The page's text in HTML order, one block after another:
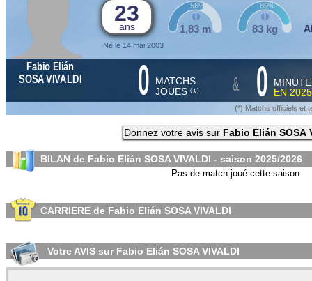
23
ans
Né le 14 mai 2003
1,83 m
56%
83 kg
89%
Fabio Elián
SOSA VIVALDI
0 MATCHS
JOUES (*) & 0
EN
(*) Matchs officiels et
Donnez votre avis sur Fabio Elián SOSA
BILAN de Fabio Elián SOSA VIVALDI - saison 2025/2026
Pas de match joué cette saison
CARRIERE de Fabio Elián SOSA VIVALDI
Votre AVIS sur Fabio Elián SOSA VIVALDI